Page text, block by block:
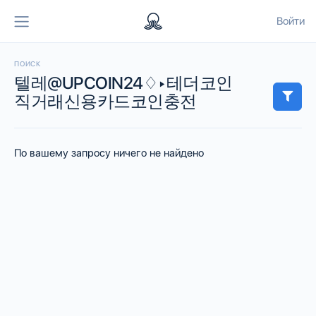
Войти
ПОИСК
텔레@UPCOIN24♢▸테더코인
직거래신용카드코인충전
По вашему запросу ничего не найдено